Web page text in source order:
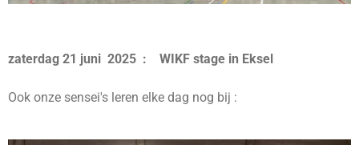
zaterdag 21 juni 2025 : WIKF stage in Eksel
Ook onze sensei's leren elke dag nog bij :